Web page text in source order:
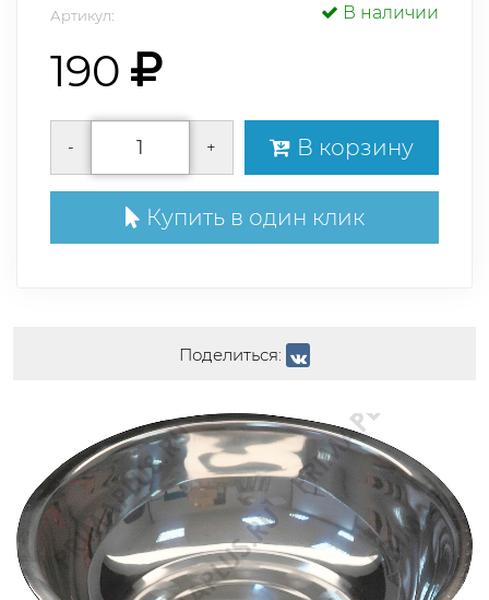
Артикул: В наличии
190
- + В корзину
Купить в один клик
Поделиться: